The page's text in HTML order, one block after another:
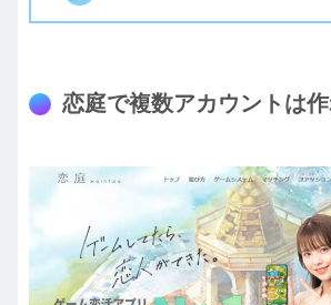
恋庭で複数アカウントは作